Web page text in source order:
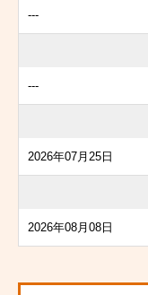
---
---
2026年07月25日
2026年08月08日